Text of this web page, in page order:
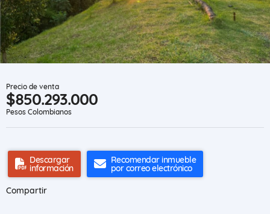
Precio de venta
$850.293.000
Pesos Colombianos
Descargar
información
Recomendar inmueble
por correo electrónico
Compartir